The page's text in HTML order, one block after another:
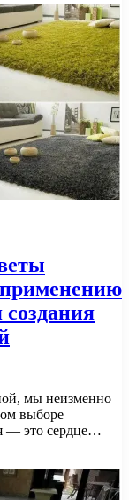
мы неизменно
выборе
— это сердце…